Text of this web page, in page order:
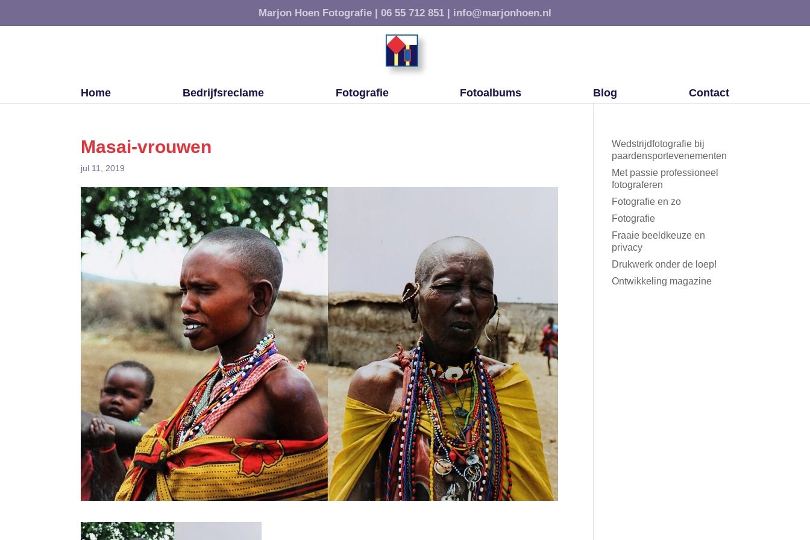
Marjon Hoen Fotografie | 06 55 712 851 | info@marjonhoen.nl
Home Bedrijfsreclame Fotografie Fotoalbums Blog Contact
Masai-vrouwen
jul 11, 2019
Wedstrijdfotografie bij
paardensportevenementen
Met passie professioneel
fotograferen
Fotografie en zo
Fotografie
Fraaie beeldkeuze en
privacy
Drukwerk onder de loep!
Ontwikkeling magazine